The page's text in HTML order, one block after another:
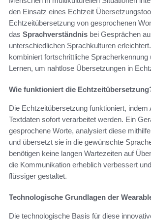
den Einsatz eines Echtzeit
Echtzeitübersetzung von gesprochenen
das Sprachverständnis bei Gesprächen
unterschiedlichen Sprachkulturen
kombiniert fortschrittliche Spracherkennung
Lernen, um nahtlose Übersetzungen in
Wie funktioniert die
Die Echtzeitübersetzung funktioniert, indem
Textdaten sofort verarbeitet werden. Ein
gesprochene Worte, analysiert diese
und übersetzt sie in die gewünschte
benötigen keine langen Wartezeiten auf
die Kommunikation erheblich verbessert
flüssiger gestaltet.
Technologische Grundlagen der
Die technologische Basis für diese